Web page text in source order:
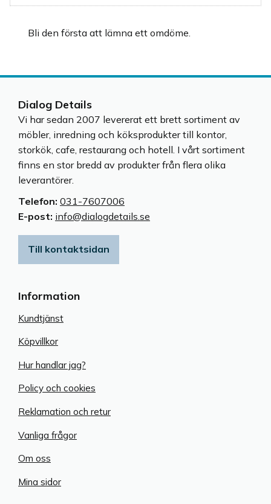
Bli den första att lämna ett omdöme.
Information
Kundtjänst
Köpvillkor
Hur handlar jag?
Policy och cookies
Reklamation och retur
Vanliga frågor
Om oss
Mina sidor
Dialog Details
Vi har sedan 2007 levererat ett brett sortiment av
möbler, inredning och köksprodukter till kontor,
storkök, cafe, restaurang och hotell. I vårt sortiment
finns en stor bredd av produkter från flera olika
leverantörer.
Telefon: 031-7607006
E-post: info@dialogdetails.se
Till kontaktsidan